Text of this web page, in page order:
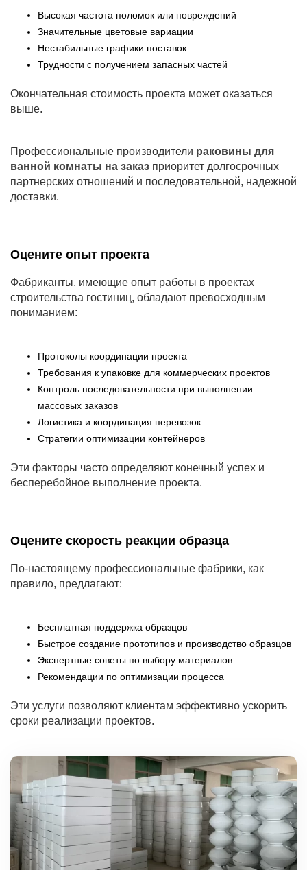
Высокая частота поломок или повреждений
Значительные цветовые вариации
Нестабильные графики поставок
Трудности с получением запасных частей
Окончательная стоимость проекта может оказаться
выше.
Профессиональные производители раковины для
ванной комнаты на заказ приоритет долгосрочных
партнерских отношений и последовательной, надежной
доставки.
Оцените опыт проекта
Фабриканты, имеющие опыт работы в проектах
строительства гостиниц, обладают превосходным
пониманием:
Протоколы координации проекта
Требования к упаковке для коммерческих проектов
Контроль последовательности при выполнении
массовых заказов
Логистика и координация перевозок
Стратегии оптимизации контейнеров
Эти факторы часто определяют конечный успех и
бесперебойное выполнение проекта.
Оцените скорость реакции образца
По-настоящему профессиональные фабрики, как
правило, предлагают:
Бесплатная поддержка образцов
Быстрое создание прототипов и производство образцов
Экспертные советы по выбору материалов
Рекомендации по оптимизации процесса
Эти услуги позволяют клиентам эффективно ускорить
сроки реализации проектов.